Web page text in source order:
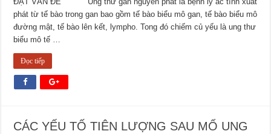
phát từ tế bào trong gan bao gồm tế bào biểu mô gan, tế bào biểu mô
đường mật, tế bào lên kết, lympho. Tong đó chiếm củ yếu là ung thư
biểu mô tế …
Đọc tiếp
CÁC YẾU TỐ TIÊN LƯỢNG SAU MỔ UNG